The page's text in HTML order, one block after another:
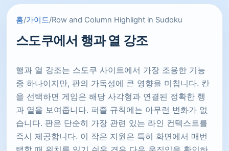
홈/가이드/Row and Column Highlight in Sudoku
스도쿠에서 행과 열 강조
행과 열 강조는 스도쿠 사이트에서 가장 조용한 기능
중 하나이지만, 판의 가독성에 큰 영향을 미칩니다. 칸
을 선택하면 게임은 해당 사각형과 연결된 정확한 행
과 열을 보여줍니다. 퍼즐 규칙에는 아무런 변화가 없
습니다. 판은 단순히 가장 관련 있는 라인 컨텍스트를
즉시 제공합니다. 이 작은 지원은 특히 화면에서 매번